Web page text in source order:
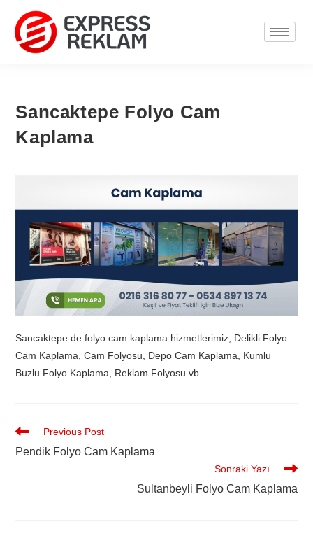
Sancaktepe Folyo Cam
Kaplama
Sancaktepe de folyo cam kaplama hizmetlerimiz; Delikli Folyo
Cam Kaplama, Cam Folyosu, Depo Cam Kaplama, Kumlu
Buzlu Folyo Kaplama, Reklam Folyosu vb.
Previous Post
Pendik Folyo Cam Kaplama
Sonraki Yazı
Sultanbeyli Folyo Cam Kaplama